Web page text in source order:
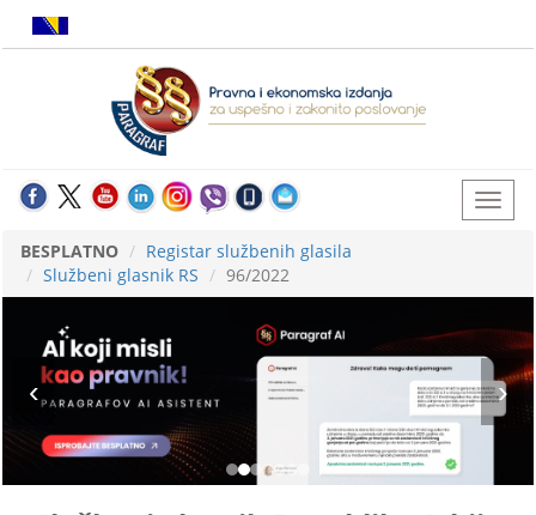
BESPLATNO
Registar službenih glasila
Službeni glasnik RS
96/2022